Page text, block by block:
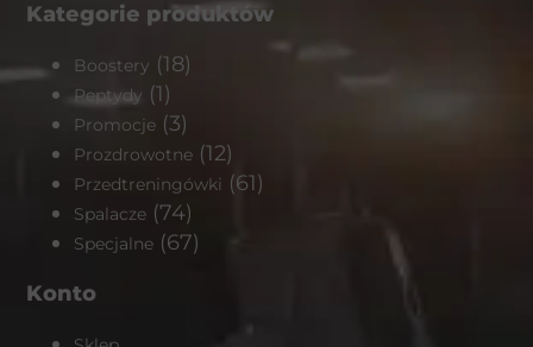
Kategorie produktów
Boostery (18)
Peptydy (1)
Promocje (3)
Prozdrowotne (12)
Przedtreningówki (61)
Spalacze (74)
Specjalne (67)
Konto